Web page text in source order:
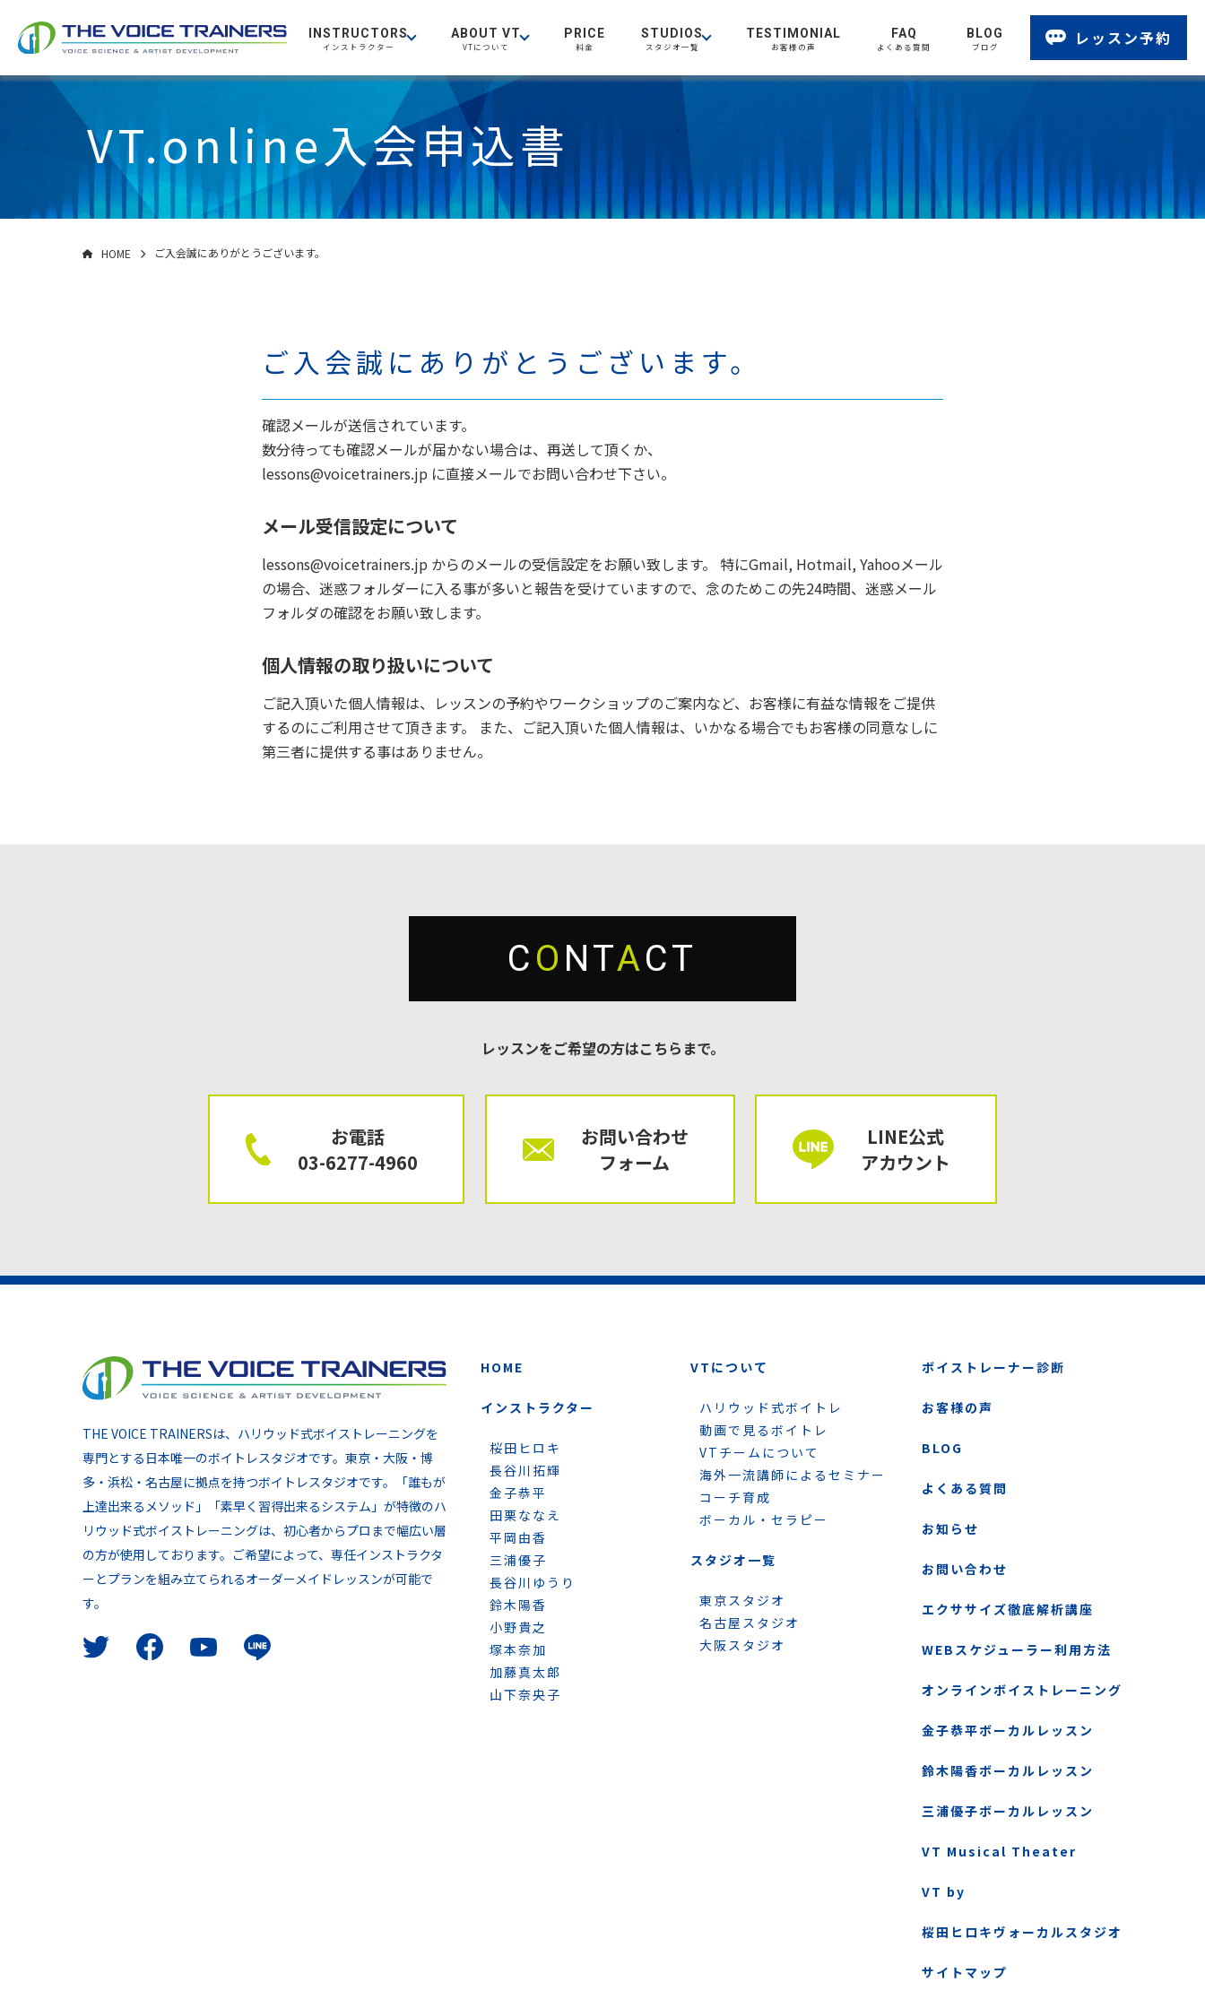
INSTRUCTORS
インストラクター
ABOUT VT
VTについて
PRICE
料金
STUDIOS
スタジオ一覧
TESTIMONIAL
お客様の声
FAQ
よくある質問
BLOG
ブログ レッスン予約
VT.online入会申込書
HOME ご入会誠にありがとうございます。
ご入会誠にありがとうございます。
確認メールが送信されています。
数分待っても確認メールが届かない場合は、再送して頂くか、
lessons@voicetrainers.jp に直接メールでお問い合わせ下さい。
メール受信設定について
lessons@voicetrainers.jp からのメールの受信設定をお願い致します。 特にGmail, Hotmail, Yahooメール
の場合、迷惑フォルダーに入る事が多いと報告を受けていますので、念のためこの先24時間、迷惑メール
フォルダの確認をお願い致します。
個人情報の取り扱いについて
ご記入頂いた個人情報は、レッスンの予約やワークショップのご案内など、お客様に有益な情報をご提供
するのにご利用させて頂きます。 また、ご記入頂いた個人情報は、いかなる場合でもお客様の同意なしに
第三者に提供する事はありません。
CO NTACT
レッスンをご希望の方はこちらまで。
お電話
03-6277-4960
お問い合わせ
フォーム
LINE公式
アカウント
THE VOICE TRAINERSは、ハリウッド式ボイストレーニングを
専門とする日本唯一のボイトレスタジオです。東京・大阪・博
多・浜松・名古屋に拠点を持つボイトレスタジオです。「誰もが
上達出来るメソッド」「素早く習得出来るシステム」が特徴のハ
リウッド式ボイストレーニングは、初心者からプロまで幅広い層
の方が使用しております。ご希望によって、専任インストラクタ
ーとプランを組み立てられるオーダーメイドレッスンが可能で
す。
HOME
インストラクター
桜田ヒロキ
長谷川拓輝
金子恭平
田栗ななえ
平岡由香
三浦優子
長谷川ゆうり
鈴木陽香
小野貴之
塚本奈加
加藤真太郎
山下奈央子
VTについて
ハリウッド式ボイトレ
動画で見るボイトレ
VTチームについて
海外一流講師によるセミナー
コーチ育成
ボーカル・セラピー
スタジオ一覧
東京スタジオ
名古屋スタジオ
大阪スタジオ
ボイストレーナー診断
お客様の声
BLOG
よくある質問
お知らせ
お問い合わせ
エクササイズ徹底解析講座
WEBスケジューラー利用方法
オンラインボイストレーニング
金子恭平ボーカルレッスン
鈴木陽香ボーカルレッスン
三浦優子ボーカルレッスン
VT Musical Theater
VT by
桜田ヒロキヴォーカルスタジオ
サイトマップ